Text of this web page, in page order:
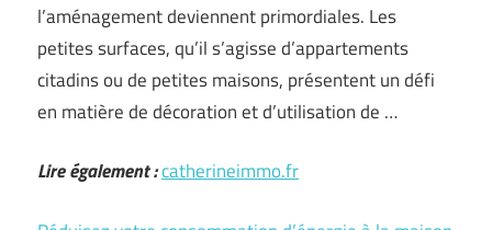
l’aménagement deviennent primordiales. Les
petites surfaces, qu’il s’agisse d’appartements
citadins ou de petites maisons, présentent un défi
en matière de décoration et d’utilisation de …
Lire également :catherineimmo.fr